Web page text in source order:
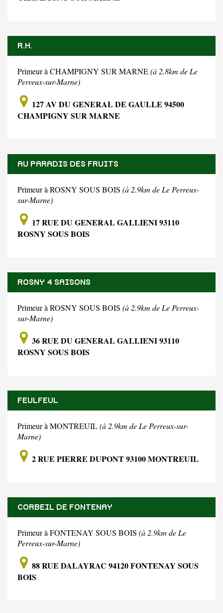
R.H.
Primeur à CHAMPIGNY SUR MARNE(à 2.8km de Le
Perreux-sur-Marne)
127 AV DU GENERAL DE GAULLE 94500
CHAMPIGNY SUR MARNE
AU PARADIS DES FRUITS
Primeur à ROSNY SOUS BOIS (à 2.9km de Le Perreux-
sur-Marne)
17 RUE DU GENERAL GALLIENI 93110
ROSNY SOUS BOIS
ROSNY 4 SAISONS
Primeur à ROSNY SOUS BOIS (à 2.9km de Le Perreux-
sur-Marne)
36 RUE DU GENERAL GALLIENI 93110
ROSNY SOUS BOIS
FEULFEUL
Primeur à MONTREUIL(à 2.9km de Le Perreux-sur-
Marne)
2 RUE PIERRE DUPONT 93100 MONTREUIL
CORBEIL DE FONTENAY
Primeur à FONTENAY SOUS BOIS (à 2.9km de Le
Perreux-sur-Marne)
88 RUE DALAYRAC 94120 FONTENAY SOUS
BOIS